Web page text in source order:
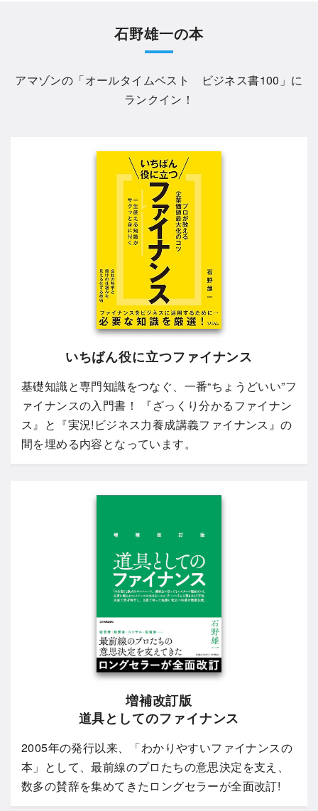
石野雄一の本
アマゾンの「オールタイムベスト ビジネス書100 」に
ランクイン！
いちばん役に立つファイナンス
基礎知識と専門知識をつなぐ、一番“ちょうどいい”フ
ァイナンスの入門書！ 『ざっくり分かるファイナン
ス』と『実況!ビジネス力養成講義ファイナンス』の
間を埋める内容となっています。
増補改訂版
道具としてのファイナンス
2005年の発行以来、「わかりやすいファイナンスの
本」として、最前線のプロたちの意思決定を支え、
数多の賛辞を集めてきたロングセラーが全面改訂!